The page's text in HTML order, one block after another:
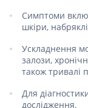
Симптоми
шкіри,
Ускладнення
залози,
також тривалі
Для
дослідження.